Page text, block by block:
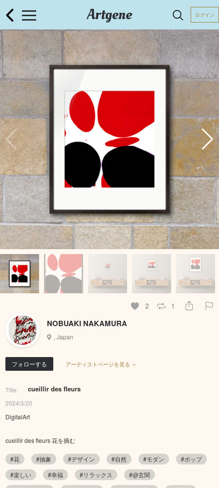
Artgene ログイン
2 1
NOBUAKI NAKAMURA
, Japan
フォローする アーティストページを見る ＞
Title: cueillir des fleurs
2024/3/20
DigitalArt
cueillir des fleurs 花を摘む
#花 #抽象 #デザイン #自然 #モダン
#ポップ
#楽しい
#幸福 #リラックス
#@玄関